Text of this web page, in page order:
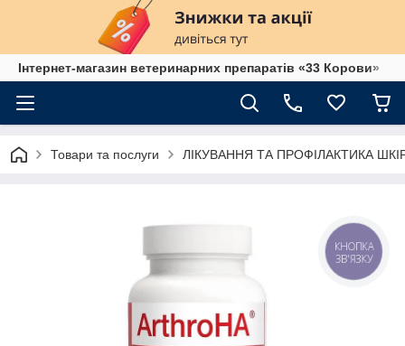
Інтернет-магазин ветеринарних препаратів «33 Корови»
Товари та послуги ЛІКУВАННЯ ТА ПРОФІЛАКТИКА
КНОПКА
ЗВ'ЯЗКУ